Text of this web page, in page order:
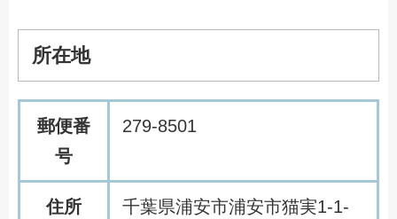
所在地
郵便番
号
279-8501
住所
千葉県浦安市浦安市猫実1-1-